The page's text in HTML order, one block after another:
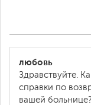
любовь
Здравствуйте.
справки по
вашей больнице?